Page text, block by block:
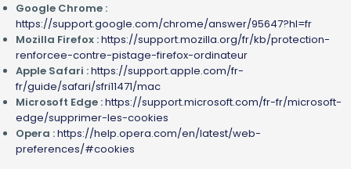
Google Chrome :
https://support.google.com/chrome/answer/95647?hl=fr
Mozilla Firefox :https://support.mozilla.org/fr/kb/protection-
renforcee-contre-pistage-firefox-ordinateur
Apple Safari :https://support.apple.com/fr-
fr/guide/safari/sfri11471/mac
Microsoft Edge :https://support.microsoft.com/fr-fr/microsoft-
edge/supprimer-les-cookies
Opera :https://help.opera.com/en/latest/web-
preferences/#cookies